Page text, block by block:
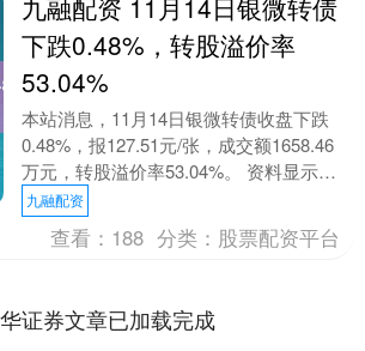
九融配资 11月14日银微转债
下跌0.48%，转股溢价率
53.04%
本站消息，11月14日银微转债收盘下跌
0.48%，报127.51元/张，成交额1658.46
万元，转股溢价率53.04%。 资料显示，
银微转债信用级别为“A+”....
九融配资
查看： 188 分类： 股票配资平台
证券文章已加载完成